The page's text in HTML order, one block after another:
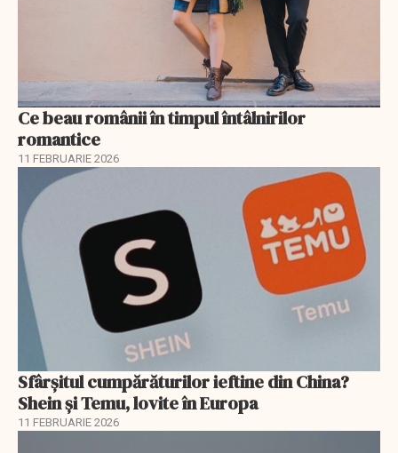
Ce beau românii în timpul întâlnirilor
romantice
11 FEBRUARIE 2026
Sfârșitul cumpărăturilor ieftine din China?
Shein și Temu, lovite în Europa
11 FEBRUARIE 2026